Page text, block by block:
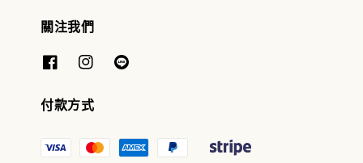
關注我們
付款方式